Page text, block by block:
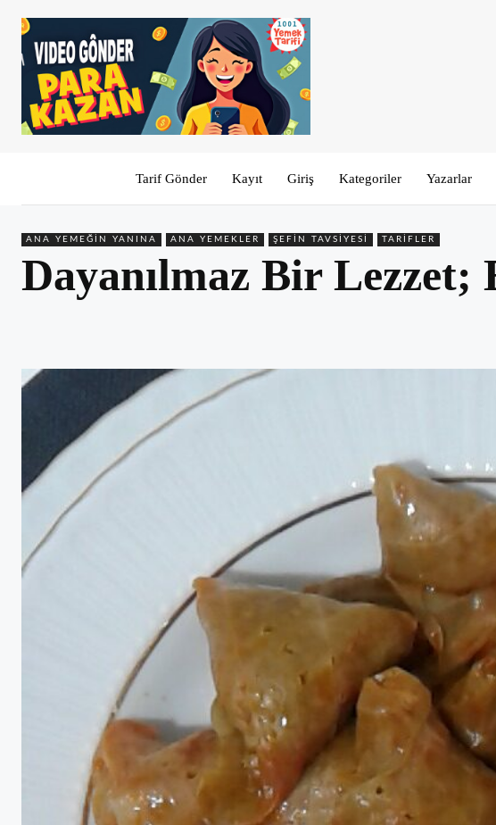
Tarif Gönder Kayıt Giriş Kategoriler Yazarlar
ANA YEMEĞIN YANINA ANA YEMEKLER ŞEFIN TAVSIYESI TARIFLER
Dayanılmaz Bir